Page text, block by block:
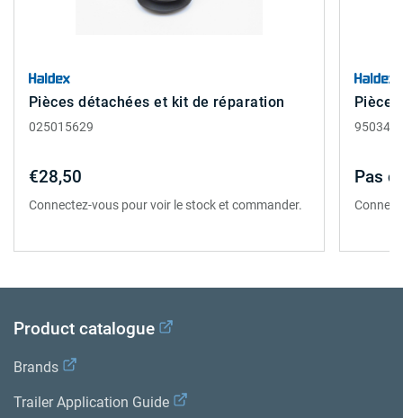
Pièces détachées et kit de réparation
025015629
€28,50
Connectez-vous pour voir le stock et commander.
Pas
Product catalogue
Brands
Trailer Application Guide